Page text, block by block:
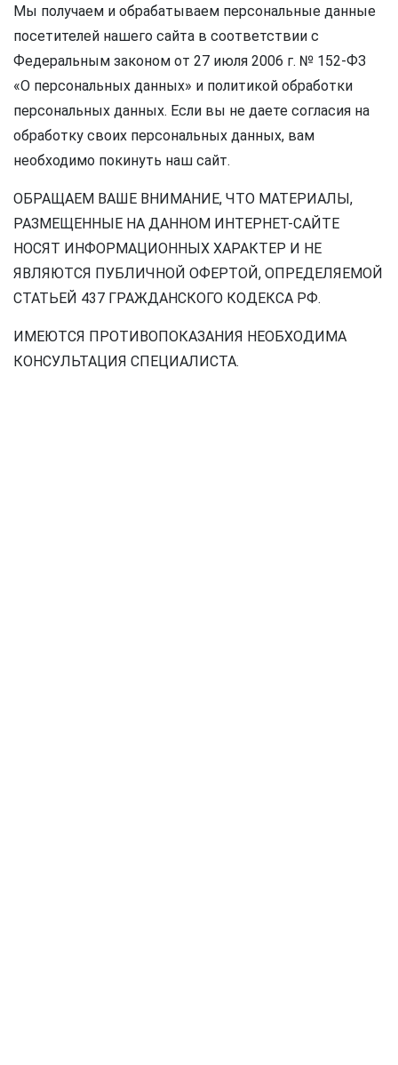
Мы получаем и обрабатываем персональные данные
посетителей нашего сайта в соответствии с
Федеральным законом от 27 июля 2006 г. № 152-ФЗ
«О персональных данных» и политикой обработки
персональных данных. Если вы не даете согласия на
обработку своих персональных данных, вам
необходимо покинуть наш сайт.
ОБРАЩАЕМ ВАШЕ ВНИМАНИЕ, ЧТО МАТЕРИАЛЫ,
РАЗМЕЩЕННЫЕ НА ДАННОМ ИНТЕРНЕТ-САЙТЕ
НОСЯТ ИНФОРМАЦИОННЫХ ХАРАКТЕР И НЕ
ЯВЛЯЮТСЯ ПУБЛИЧНОЙ ОФЕРТОЙ, ОПРЕДЕЛЯЕМОЙ
СТАТЬЕЙ 437 ГРАЖДАНСКОГО КОДЕКСА РФ.
ИМЕЮТСЯ ПРОТИВОПОКАЗАНИЯ НЕОБХОДИМА
КОНСУЛЬТАЦИЯ СПЕЦИАЛИСТА.